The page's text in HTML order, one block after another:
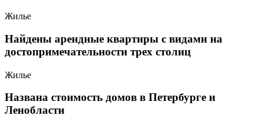
Жилье
Найдены арендные квартиры с видами на
достопримечательности трех столиц
Жилье
Названа стоимость домов в Петербурге и
Ленобласти